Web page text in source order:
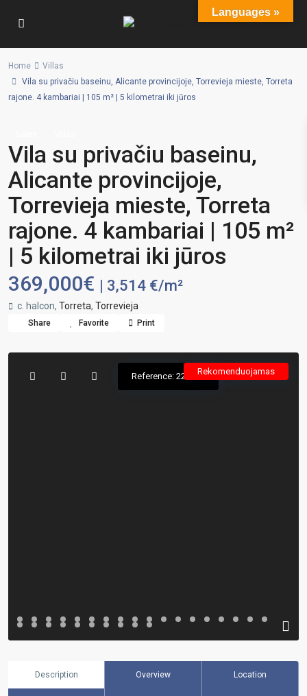
Home
Villas
Vila su privačiu baseinu, Alicante provincijoje, Torrevieja mieste, Torreta
rajone. 4 kambariai | 105 m² | 5 kilometrai iki jūros
Vila su privačiu baseinu,
Alicante provincijoje,
Torrevieja mieste, Torreta
rajone. 4 kambariai | 105 m²
| 5 kilometrai iki jūros
369,000€ | 3,514 €/m²
c. halcon, Torreta, Torrevieja
Share Favorite Print
Rekomenduojamas
Reference: 225657
Description Overview Location
Languages »